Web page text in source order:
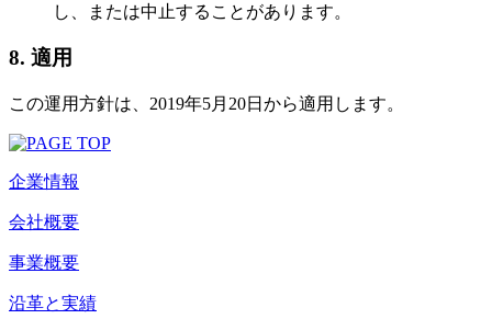
し、または中止することがあります。
8. 適用
この運用方針は、2019年5月20日から適用します。
企業情報
会社概要
事業概要
沿革と実績